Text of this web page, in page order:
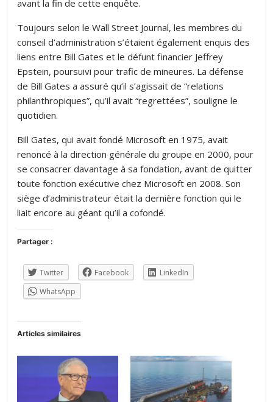
avant la fin de cette enquête.
Toujours selon le Wall Street Journal, les membres du
conseil d’administration s’étaient également enquis des
liens entre Bill Gates et le défunt financier Jeffrey
Epstein, poursuivi pour trafic de mineures. La défense
de Bill Gates a assuré qu’il s’agissait de “relations
philanthropiques”, qu’il avait “regrettées”, souligne le
quotidien.
Bill Gates, qui avait fondé Microsoft en 1975, avait
renoncé à la direction générale du groupe en 2000, pour
se consacrer davantage à sa fondation, avant de quitter
toute fonction exécutive chez Microsoft en 2008. Son
siège d’administrateur était la dernière fonction qui le
liait encore au géant qu’il a cofondé.
Partager :
Twitter Facebook
LinkedIn
WhatsApp
Articles similaires